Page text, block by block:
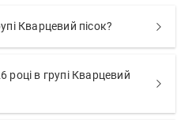
Кварцевий пісок?
році в групі Кварцевий